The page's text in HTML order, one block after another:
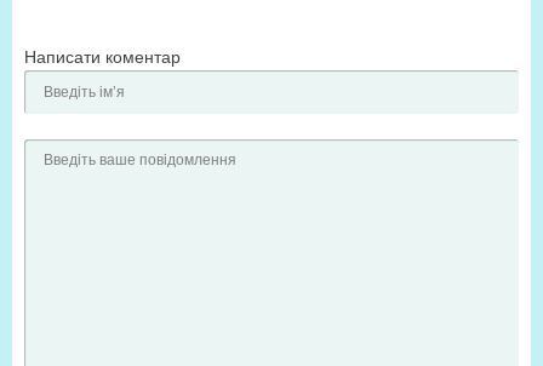
Написати коментар